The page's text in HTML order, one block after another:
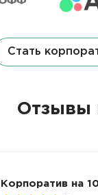
Стать
Отзывы
Корпоратив на